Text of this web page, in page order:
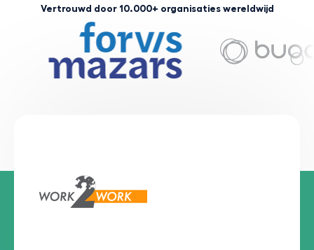
Vertrouwd door 10.000+ organisaties wereldwijd